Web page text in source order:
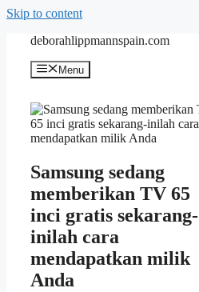
Skip to content
deborahlippmannspain.com
Menu
Samsung sedang
memberikan TV 65
inci gratis sekarang-
inilah cara
mendapatkan milik
Anda